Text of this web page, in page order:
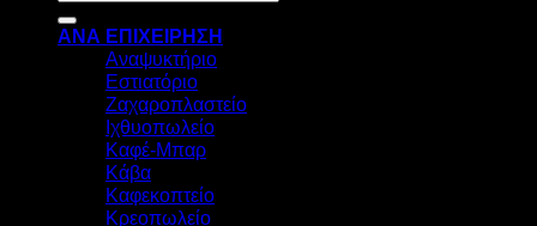
ΑΝΑ ΕΠΙΧΕΙΡΗΣΗ
Αναψυκτήριο
Εστιατόριο
Ζαχαροπλαστείο
Ιχθυοπωλείο
Καφέ-Μπαρ
Κάβα
Καφεκοπτείο
Κρεοπωλείο